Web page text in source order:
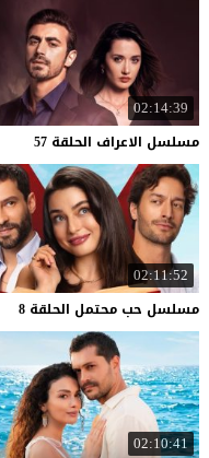
02:14:39
مسلسل الاعراف الحلقة 57
02:11:52
مسلسل حب محتمل الحلقة 8
02:10:41